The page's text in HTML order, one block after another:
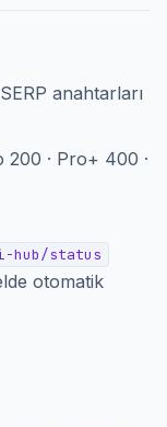
anahtarları
200 · Pro+ 400 ·
hub/status
otomatik